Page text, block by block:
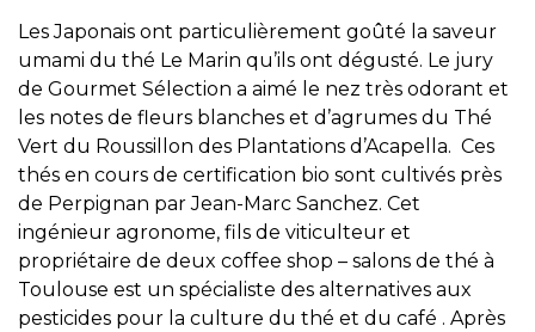
Les Japonais ont particulièrement goûté la saveur
umami du thé Le Marin qu’ils ont dégusté. Le jury
de Gourmet Sélection a aimé le nez très odorant et
les notes de fleurs blanches et d’agrumes du Thé
Vert du Roussillon des Plantations d’Acapella. Ces
thés en cours de certification bio sont cultivés près
de Perpignan par Jean-Marc Sanchez. Cet
ingénieur agronome, fils de viticulteur et
propriétaire de deux coffee shop – salons de thé à
Toulouse est un spécialiste des alternatives aux
pesticides pour la culture du thé et du café . Après